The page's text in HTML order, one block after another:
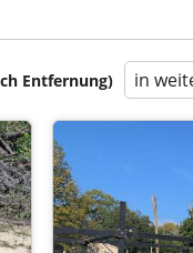
Entfernung) in